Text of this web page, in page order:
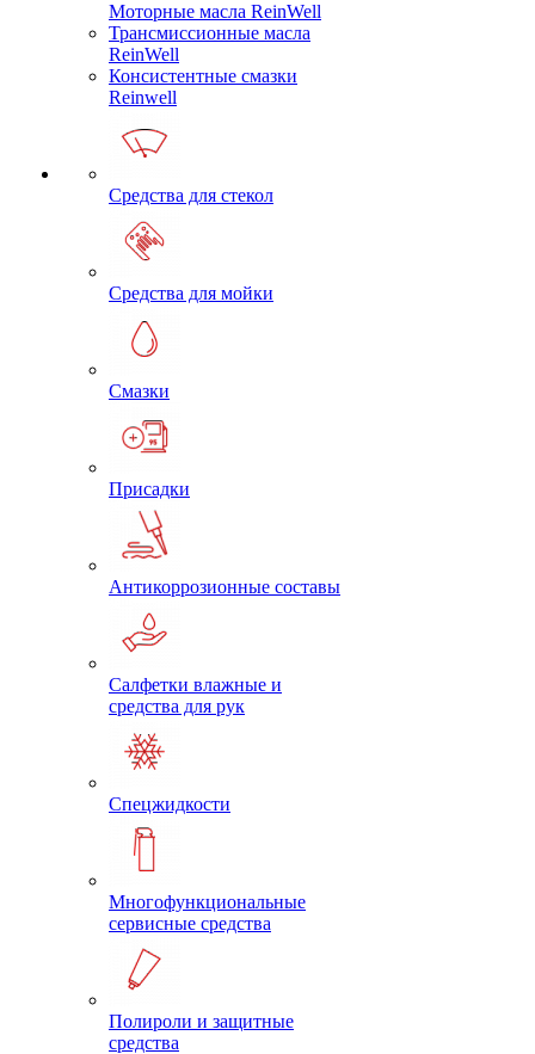
Моторные масла ReinWell
Трансмиссионные масла
ReinWell
Консистентные смазки
Reinwell
Средства для стекол
Средства для мойки
Смазки
Присадки
Антикоррозионные составы
Салфетки влажные и
средства для рук
Спецжидкости
Многофункциональные
сервисные средства
Полироли и защитные
средства